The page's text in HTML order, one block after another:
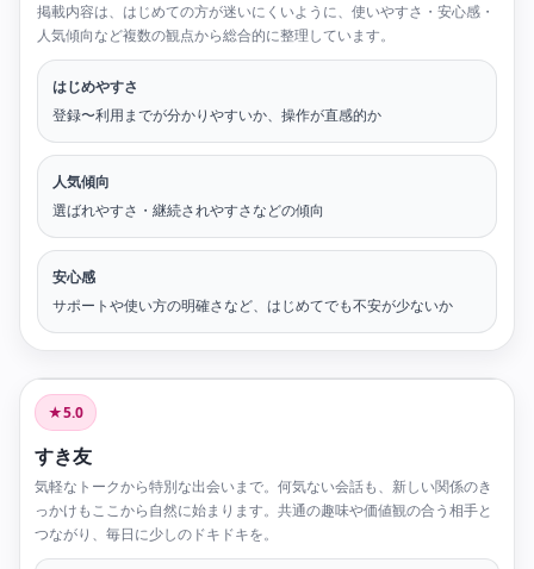
掲載内容は、はじめての方が迷いにくいように、使いやすさ・安心感・
人気傾向など複数の観点から総合的に整理しています。
はじめやすさ
登録〜利用までが分かりやすいか、操作が直感的か
人気傾向
選ばれやすさ・継続されやすさなどの傾向
安心感
サポートや使い方の明確さなど、はじめてでも不安が少ないか
★5.0
すき友
気軽なトークから特別な出会いまで。何気ない会話も、新しい関係のき
っかけもここから自然に始まります。共通の趣味や価値観の合う相手と
つながり、毎日に少しのドキドキを。